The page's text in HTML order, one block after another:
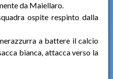
da Maiellaro.
ospite respinto dalla
a battere il calcio
bianca, attacca verso la